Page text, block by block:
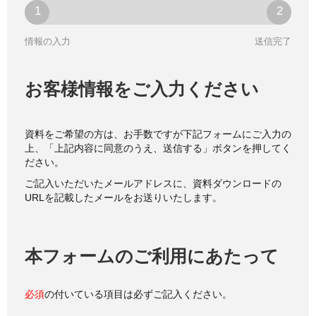
情報の入力 送信完了
お客様情報をご入力ください
資料をご希望の方は、お手数ですが下記フォームにご入力の
上、「上記内容に同意のうえ、送信する」ボタンを押してく
ださい。
ご記入いただいたメールアドレスに、資料ダウンロードの
URLを記載したメールをお送りいたします。
本フォームのご利用にあたって
必須の付いている項目は必ずご記入ください。